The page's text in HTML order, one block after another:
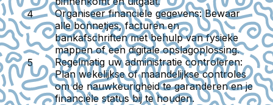
Organiseer financiële gegevens:Bewaar
alle bonnetjes, facturen en
bankafschriften met behulp van fysieke
mappen of een digitale opslagoplossing.
Regelmatig uw administratie controleren:
Plan wekelijkse of maandelijkse controles
om de nauwkeurigheid te garanderen en je
financiële status bij te houden.